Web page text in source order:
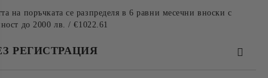
на поръчката се разпределя в 6 равни месечни вноски с
до 2000 лв. / €1022.61
РЕГИСТРАЦИЯ